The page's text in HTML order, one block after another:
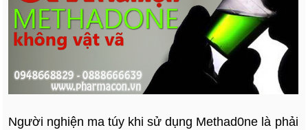
Người nghiện ma túy khi sử dụng Methad0ne là phải